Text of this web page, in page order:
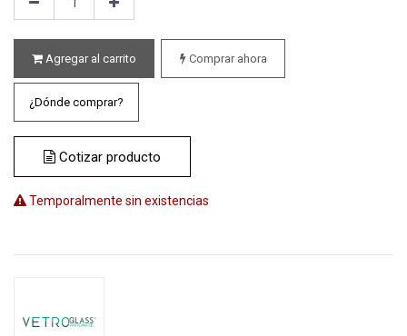
Agregar al carrito Comprar ahora
¿Dónde comprar?
Cotizar producto
Temporalmente sin existencias